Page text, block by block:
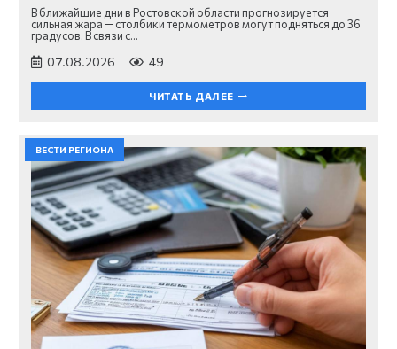
В ближайшие дни в Ростовской области прогнозируется
сильная жара — столбики термометров могут подняться до 36
градусов. В связи с…
07.08.2026 49
ЧИТАТЬ ДАЛЕЕ
ВЕСТИ РЕГИОНА